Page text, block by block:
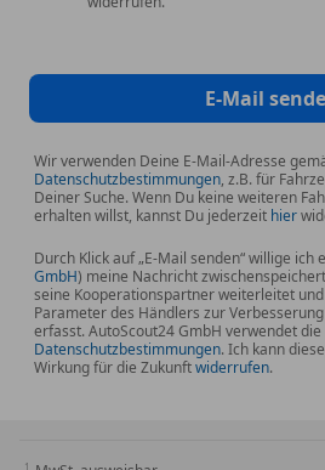
E-Mail
Wir verwenden Deine E-Mail-Adresse
Datenschutzbestimmungen, z.B. für
Deiner Suche. Wenn Du keine weiteren
erhalten willst, kannst Du jederzeit hier
Durch Klick auf „E-Mail senden“ willige ich
GmbH) meine Nachricht
seine Kooperationspartner weiterleitet
Parameter des Händlers zur
erfasst. AutoScout24 GmbH verwendet
Datenschutzbestimmungen. Ich kann
Wirkung für die Zukunftwiderrufen.